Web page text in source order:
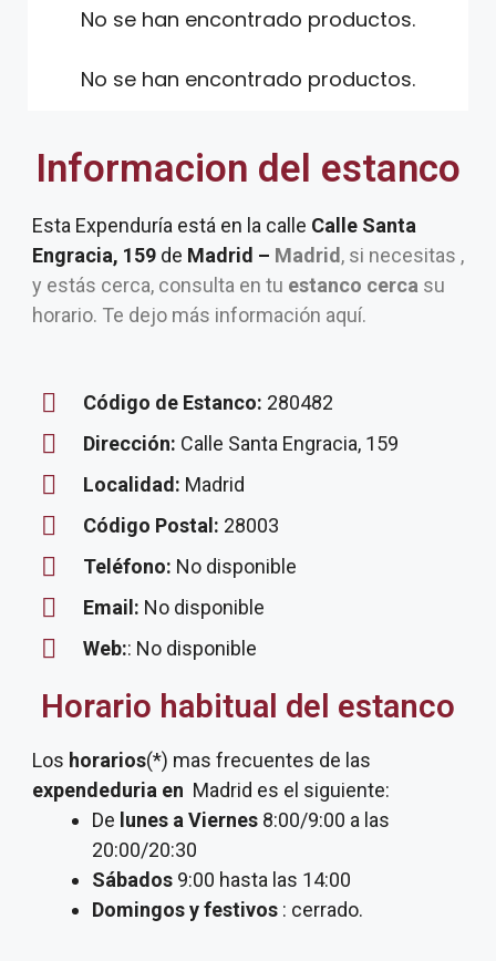
No se han encontrado productos.
No se han encontrado productos.
Informacion del estanco
Esta Expenduría está en la calle Calle Santa
Engracia, 159 de Madrid – Madrid , si necesitas ,
y estás cerca, consulta en tu estanco cerca su
horario. Te dejo más información aquí.
Código de Estanco: 280482
Dirección: Calle Santa Engracia, 159
Localidad: Madrid
Código Postal: 28003
Teléfono: No disponible
Email: No disponible
Web:: No disponible
Horario habitual del estanco
Los horarios(*) mas frecuentes de las
expendeduria en Madrid es el siguiente:
De lunes a Viernes 8:00/9:00 a las
20:00/20:30
Sábados 9:00 hasta las 14:00
Domingos y festivos : cerrado.